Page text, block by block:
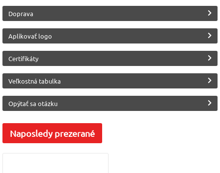
Doprava
Aplikovať logo
Certifikáty
Veľkostná tabulka
Opýtať sa otázku
Naposledyprezerané